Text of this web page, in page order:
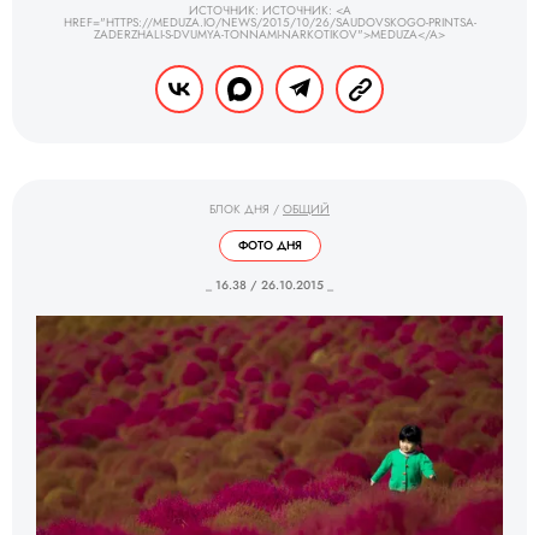
ИСТОЧНИК: ИСТОЧНИК: <A
HREF="HTTPS://MEDUZA.IO/NEWS/2015/10/26/SAUDOVSKOGO-PRINTSA-
ZADERZHALI-S-DVUMYA-TONNAMI-NARKOTIKOV">MEDUZA</A>
БЛОК ДНЯ / ОБЩИЙ
ФОТО ДНЯ
_ 16.38 / 26.10.2015 _